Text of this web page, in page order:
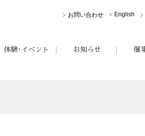
お問い合わせ English
体験･イベント お知らせ 催